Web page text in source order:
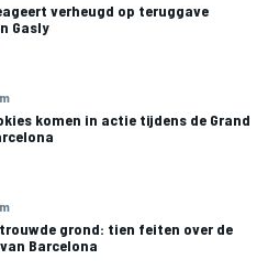
verheugd op teruggave
Gasly
komen in actie tijdens de Grand
grond: tien feiten over de
Barcelona